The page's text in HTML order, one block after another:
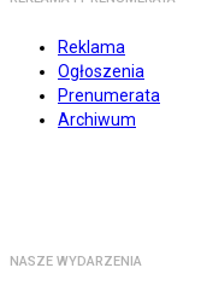
Reklama
Ogłoszenia
Prenumerata
Archiwum
NASZE WYDARZENIA